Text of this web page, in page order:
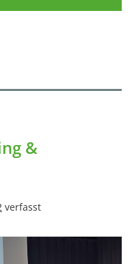
&
verfasst